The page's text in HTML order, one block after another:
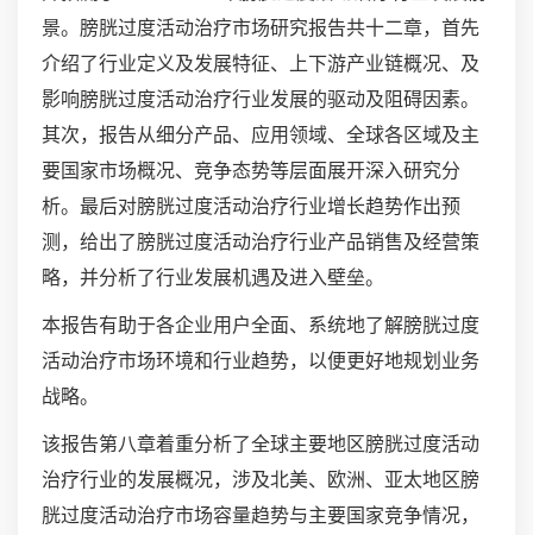
景。膀胱过度活动治疗市场研究报告共十二章，首先
介绍了行业定义及发展特征、上下游产业链概况、及
影响膀胱过度活动治疗行业发展的驱动及阻碍因素。
其次，报告从细分产品、应用领域、全球各区域及主
要国家市场概况、竞争态势等层面展开深入研究分
析。最后对膀胱过度活动治疗行业增长趋势作出预
测，给出了膀胱过度活动治疗行业产品销售及经营策
略，并分析了行业发展机遇及进入壁垒。
本报告有助于各企业用户全面、系统地了解膀胱过度
活动治疗市场环境和行业趋势，以便更好地规划业务
战略。
该报告第八章着重分析了全球主要地区膀胱过度活动
治疗行业的发展概况，涉及北美、欧洲、亚太地区膀
胱过度活动治疗市场容量趋势与主要国家竞争情况，